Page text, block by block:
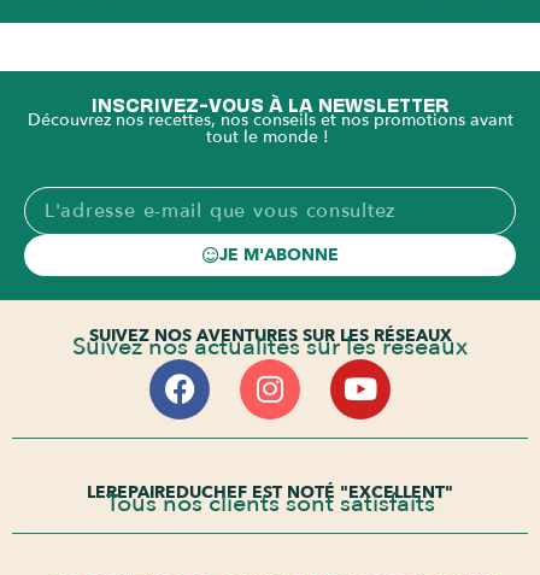
INSCRIVEZ-VOUS À LA NEWSLETTER
Découvrez nos recettes, nos conseils et nos promotions avant
tout le monde !
JE M'ABONNE
SUIVEZ NOS AVENTURES SUR LES RÉSEAUX
Suivez nos actualités sur les réseaux
LEREPAIREDUCHEF EST NOTÉ "EXCELLENT"
Tous nos clients sont satisfaits